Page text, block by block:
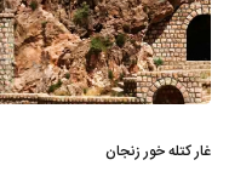
غار کتله خور زنجان